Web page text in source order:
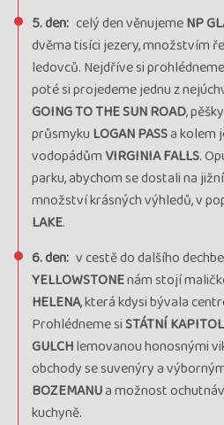
5. den: celý den věnujemeNP
dvěma tisíci jezery, množstvím
ledovců. Nejdříve si
poté si projedeme jednu z
GOING TO THE SUN ROAD,
průsmyku LOGAN PASSa kolem
vodopádům VIRGINIA FALLS.
parku, abychom se dostali na
množství krásných výhledů, v
LAKE.
6. den: v cestě do dalšího
YELLOWSTONEnám stojí
HELENA, která kdysi bývala
Prohlédneme siSTÁTNÍ KAPITOL
GULCHlemovanou honosnými
obchody se suvenýry a
BOZEMANUa možnost
kuchyně.